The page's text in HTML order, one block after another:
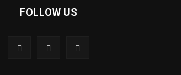
FOLLOW US